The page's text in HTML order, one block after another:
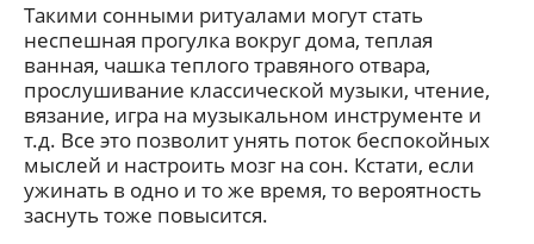
Такими сонными ритуалами могут стать
неспешная прогулка вокруг дома, теплая
ванная, чашка теплого травяного отвара,
прослушивание классической музыки, чтение,
вязание, игра на музыкальном инструменте и
т.д. Все это позволит унять поток беспокойных
мыслей и настроить мозг на сон. Кстати, если
ужинать в одно и то же время, то вероятность
заснуть тоже повысится.